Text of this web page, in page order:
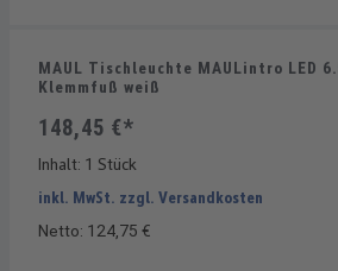
MAUL Tischleuchte MAULintro LED
Klemmfuß weiß
148,45 €*
Inhalt: 1 Stück
inkl. MwSt. zzgl. Versandkosten
Netto: 124,75 €